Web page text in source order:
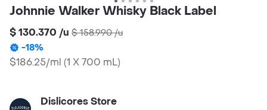
Johnnie Walker Whisky Black Label
$ 130.370 /u $ 158.990/u
-18%
$186.25/ml (1 X 700 mL)
Dislicores Store